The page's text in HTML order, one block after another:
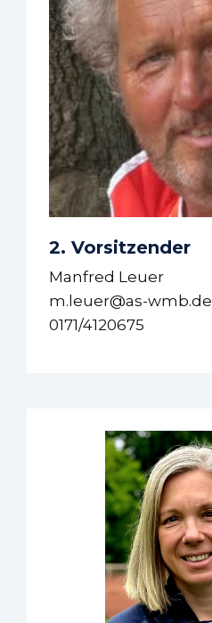
2. Vorsitzender
Manfred Leuer
m.leuer@as-wmb.de
0171/4120675